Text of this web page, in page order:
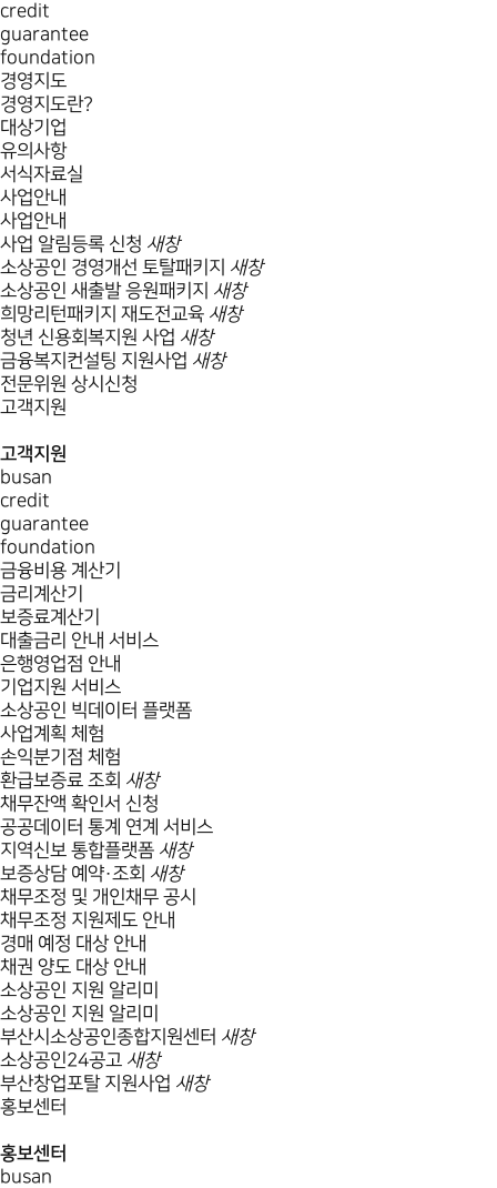
credit
guarantee
foundation
경영지도
경영지도란?
대상기업
유의사항
서식자료실
사업안내
사업안내
사업 알림등록 신청 새창
소상공인 경영개선 토탈패키지 새창
소상공인 새출발 응원패키지 새창
희망리턴패키지 재도전교육 새창
청년 신용회복지원 사업 새창
금융복지컨설팅 지원사업 새창
전문위원 상시신청
고객지원
고객지원
busan
credit
guarantee
foundation
금융비용 계산기
금리계산기
보증료계산기
대출금리 안내 서비스
은행영업점 안내
기업지원 서비스
소상공인 빅데이터 플랫폼
사업계획 체험
손익분기점 체험
환급보증료 조회 새창
채무잔액 확인서 신청
공공데이터 통계 연계 서비스
지역신보 통합플랫폼 새창
보증상담 예약·조회 새창
채무조정 및 개인채무 공시
채무조정 지원제도 안내
경매 예정 대상 안내
채권 양도 대상 안내
소상공인 지원 알리미
소상공인 지원 알리미
부산시소상공인종합지원센터 새창
소상공인24공고 새창
부산창업포탈 지원사업 새창
홍보센터
홍보센터
busan